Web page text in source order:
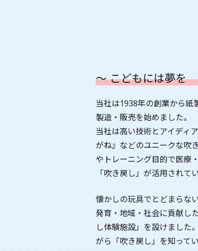
～ こどもには夢を
当社は1938年の創業から紙
製造・販売を始めました。
当社は高い技術とアイディ
がね』などのユニークな吹
やトレーニング目的で医療
「吹き戻し」が活用されてい
懐かしの玩具でとどまらな
発育・地域・社会に貢献し
し体験施設」を設けました
がら「吹き戻し」を知って